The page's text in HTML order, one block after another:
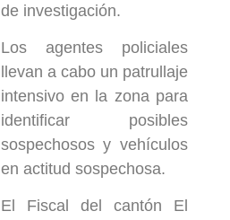
de investigación.
Los agentes policiales
llevan a cabo un patrullaje
intensivo en la zona para
identificar posibles
sospechosos y vehículos
en actitud sospechosa.
El Fiscal del cantón El